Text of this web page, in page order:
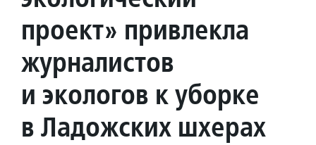
проект» привлекла
журналистов
и экологов к уборке
в Ладожских шхерах